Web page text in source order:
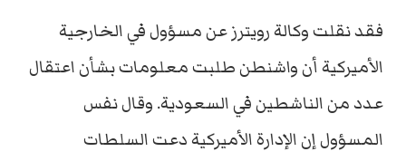
فقد نقلت وكالة رويترز عن مسؤول في الخارجية
الأميركية أن واشنطن طلبت معلومات بشأن اعتقال
عدد من الناشطين في السعودية. وقال نفس
المسؤول إن الإدارة الأميركية دعت السلطات